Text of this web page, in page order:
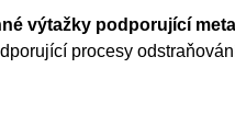
výtažky podporující
procesy